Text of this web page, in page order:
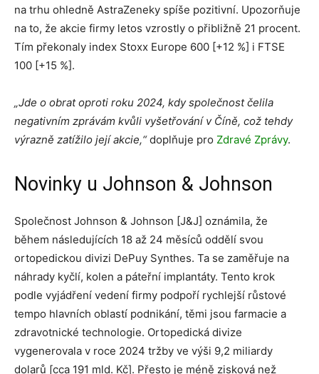
na trhu ohledně AstraZeneky spíše pozitivní. Upozorňuje
na to, že akcie firmy letos vzrostly o přibližně 21 procent.
Tím překonaly index Stoxx Europe 600 [+12 %] i FTSE
100 [+15 %].
„Jde o obrat oproti roku 2024, kdy společnost čelila
negativním zprávám kvůli vyšetřování v Číně, což tehdy
výrazně zatížilo její akcie,“doplňuje pro Zdravé Zprávy.
Novinky u Johnson & Johnson
Společnost Johnson & Johnson [J&J] oznámila, že
během následujících 18 až 24 měsíců oddělí svou
ortopedickou divizi DePuy Synthes. Ta se zaměřuje na
náhrady kyčlí, kolen a páteřní implantáty. Tento krok
podle vyjádření vedení firmy podpoří rychlejší růstové
tempo hlavních oblastí podnikání, těmi jsou farmacie a
zdravotnické technologie. Ortopedická divize
vygenerovala v roce 2024 tržby ve výši 9,2 miliardy
dolarů [cca 191 mld. Kč]. Přesto je méně zisková než